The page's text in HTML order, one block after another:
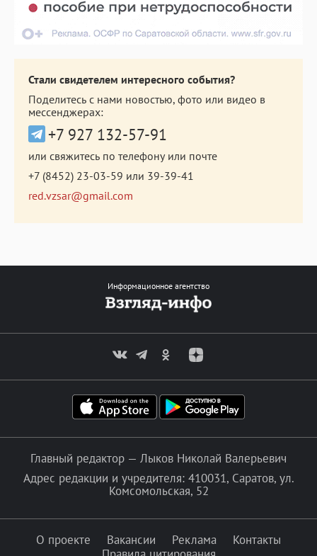
Стали свидетелем интересного события?
Поделитесь с нами новостью, фото или видео в
мессенджерах:
+7 927 132-57-91
или свяжитесь по телефону или почте
+7 (8452) 23-03-59 или 39-39-41
red.vzsar@gmail.com
Информационное агентство
Главный редактор — Лыков Николай Валерьевич
Адрес редакции и учредителя: 410031, Саратов, ул.
Комсомольская, 52
О проекте Вакансии Реклама
Контакты